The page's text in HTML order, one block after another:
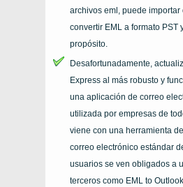
archivos eml, puede importar
convertir EML a formato PST
propósito.
Desafortunadamente,
Express al más robusto y
una aplicación de correo
utilizada por empresas de
viene con una herramienta
correo electrónico estándar
usuarios se ven obligados a
terceros como EML to